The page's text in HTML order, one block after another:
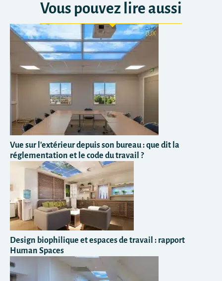
Vous pouvez lire aussi
Vue sur l'extérieur depuis son bureau : que dit la
réglementation et le code du travail ?
Design biophilique et espaces de travail : rapport
Human Spaces